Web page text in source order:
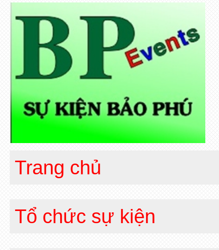
Trang chủ
Tổ chức sự kiện